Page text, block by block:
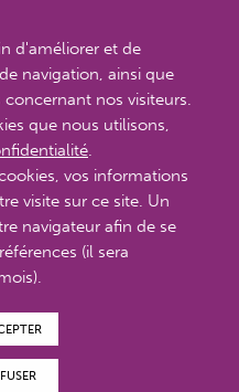
2022
d'améliorer et de
navigation, ainsi que
nos visiteurs.
que nous utilisons,
.
vos informations
visite sur ce site. Un
navigateur afin de se
(il sera